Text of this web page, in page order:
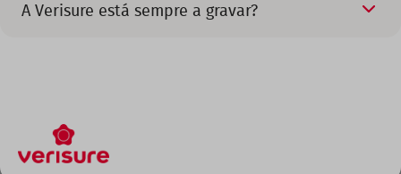
A Verisure está sempre a gravar?